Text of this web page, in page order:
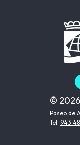
©
Paseo de
Tel: 943